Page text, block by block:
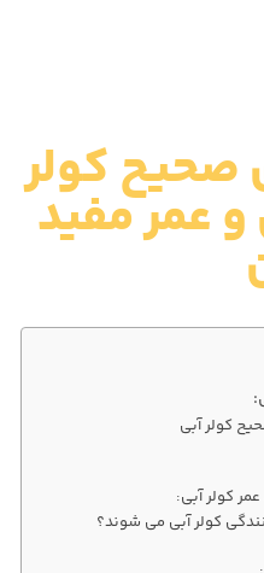
صحیح کولر
و عمر مفید
کولر آبی
کولر آبی:
کولر آبی می شوند؟